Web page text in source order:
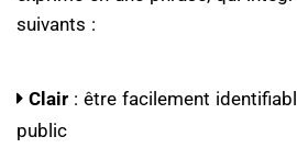
suivants :
Clair : être facilement
public